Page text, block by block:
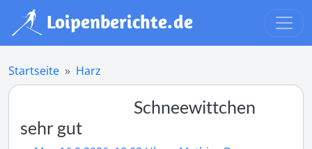
Startseite Harz
Schneewittchen
sehr gut